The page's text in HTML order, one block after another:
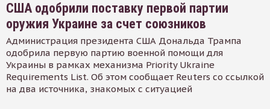
США одобрили поставку первой партии
оружия Украине за счет союзников
Администрация президента США Дональда Трампа
одобрила первую партию военной помощи для
Украины в рамках механизма Priority Ukraine
Requirements List. Об этом сообщает Reuters со ссылкой
на два источника, знакомых с ситуацией